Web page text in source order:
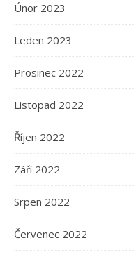
Únor 2023
Leden 2023
Prosinec 2022
Listopad 2022
Říjen 2022
Září 2022
Srpen 2022
Červenec 2022